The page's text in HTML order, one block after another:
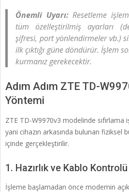
Önemli Uyarı:Resetleme
tüm özelleştirilmiş ayarları
şifresi, port yönlendirmeler vb.)
ilk çıktığı güne döndürür. İşlem
kurmanız gerekecektir.
Adım Adım ZTE TD-
Yöntemi
ZTE TD-W9970v3 modelinde sıfırlama
yani cihazın arkasında bulunan fiziksel
içinde gerçekleştirilir.
1. Hazırlık ve Kablo Kontrolü
İşleme başlamadan önce modemin